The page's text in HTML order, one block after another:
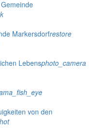
Markersdorfrestore
Lebensphoto_camera
von den